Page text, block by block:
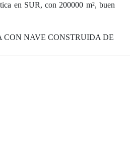
en SUR, con 200000 m², buen
CON NAVE CONSTRUIDA DE